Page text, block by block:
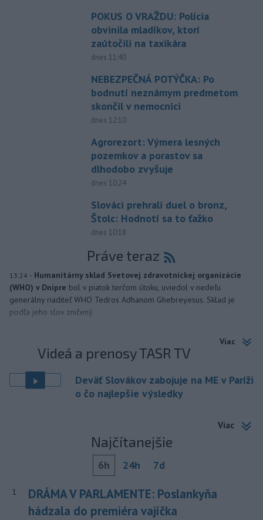
POKUS O VRAŽDU: Polícia
obvinila mladíkov, ktorí
zaútočili na taxikára
dnes 11:40
NEBEZPEČNÁ POTÝČKA: Po
bodnutí neznámym predmetom
skončil v nemocnici
dnes 12:10
Agrorezort: Výmera lesných
pozemkov a porastov sa
dlhodobo zvyšuje
dnes 10:24
Slováci prehrali duel o bronz,
Štolc: Hodnotí sa to ťažko
dnes 10:18
Práve teraz
13:24 - Humanitárny sklad Svetovej zdravotníckej organizácie
(WHO) v Dnipre bol v piatok terčom útoku, uviedol v nedeľu
generálny riaditeľ WHO Tedros Adhanom Ghebreyesus. Sklad je
podľa jeho slov zničený.
Viac
Videá a prenosy TASR TV
Deväť Slovákov zabojuje na ME v Paríži
o čo najlepšie výsledky
Viac
Najčítanejšie
6h 24h 7d
1
DRÁMA V PARLAMENTE: Poslankyňa
hádzala do premiéra vajíčka